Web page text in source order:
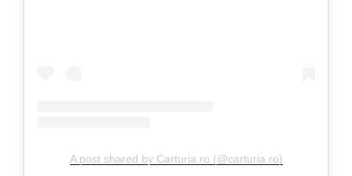
A post shared by Carturia.ro (@carturia.ro)